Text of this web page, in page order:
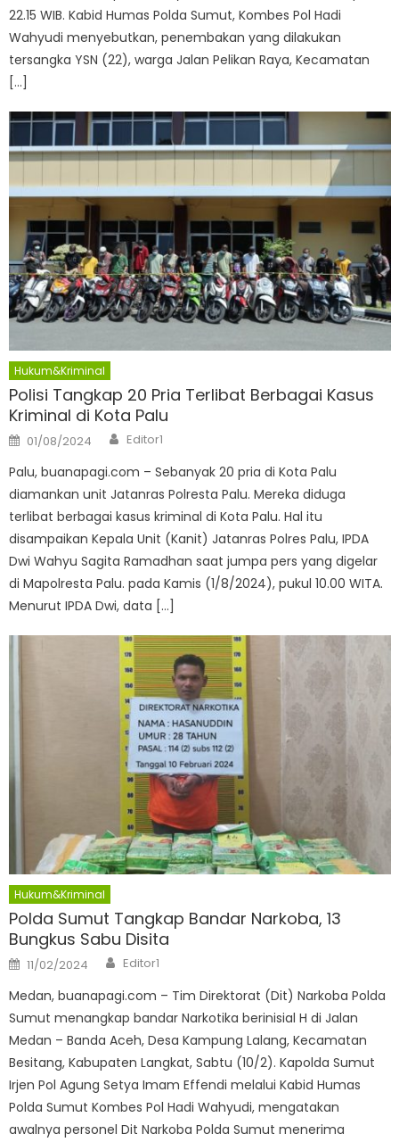
22.15 WIB. Kabid Humas Polda Sumut, Kombes Pol Hadi
Wahyudi menyebutkan, penembakan yang dilakukan
tersangka YSN (22), warga Jalan Pelikan Raya, Kecamatan
[…]
Hukum&Kriminal
Polisi Tangkap 20 Pria Terlibat Berbagai Kasus
Kriminal di Kota Palu
Posted
on
01/08/2024 Author
Editor1
Palu, buanapagi.com – Sebanyak 20 pria di Kota Palu
diamankan unit Jatanras Polresta Palu. Mereka diduga
terlibat berbagai kasus kriminal di Kota Palu. Hal itu
disampaikan Kepala Unit (Kanit) Jatanras Polres Palu, IPDA
Dwi Wahyu Sagita Ramadhan saat jumpa pers yang digelar
di Mapolresta Palu. pada Kamis (1/8/2024), pukul 10.00 WITA.
Menurut IPDA Dwi, data […]
Hukum&Kriminal
Polda Sumut Tangkap Bandar Narkoba, 13
Bungkus Sabu Disita
Posted
on
11/02/2024 Author
Editor1
Medan, buanapagi.com – Tim Direktorat (Dit) Narkoba Polda
Sumut menangkap bandar Narkotika berinisial H di Jalan
Medan – Banda Aceh, Desa Kampung Lalang, Kecamatan
Besitang, Kabupaten Langkat, Sabtu (10/2). Kapolda Sumut
Irjen Pol Agung Setya Imam Effendi melalui Kabid Humas
Polda Sumut Kombes Pol Hadi Wahyudi, mengatakan
awalnya personel Dit Narkoba Polda Sumut menerima